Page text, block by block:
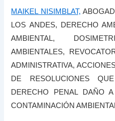
MAIKEL NISIMBLAT,
LOS ANDES, DERECHO
AMBIENTAL,
AMBIENTALES,
ADMINISTRATIVA,
DE RESOLUCIONES
DERECHO PENAL DAÑO
CONTAMINACIÓN